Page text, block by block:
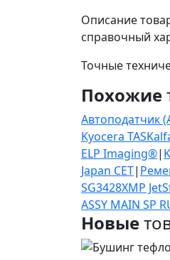
Описание
справочный
Точные
Похожие
Автоподатчик
Kyocera
ELP Imaging®|
Japan CET|
SG3428XMP
ASSY MAIN SP
Новые